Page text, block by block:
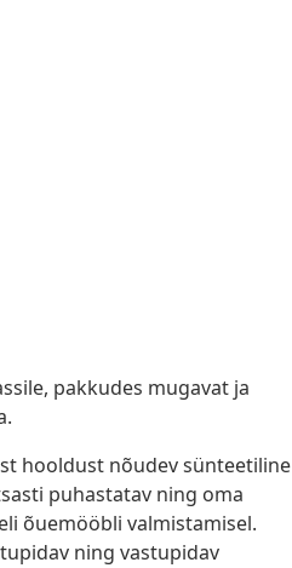
pakkudes mugavat ja
hooldust nõudev sünteetiline
puhastatav ning oma
õuemööbli valmistamisel.
ning vastupidav